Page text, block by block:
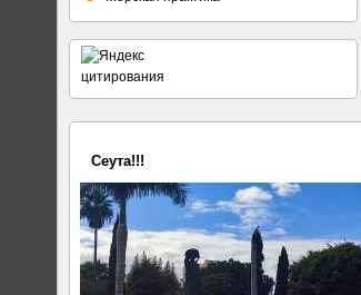
Сеута!!!